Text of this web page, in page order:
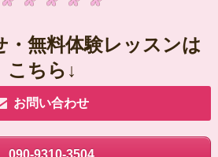
・無料体験レッスンは
こちら↓
お問い合わせ
090-9310-3504